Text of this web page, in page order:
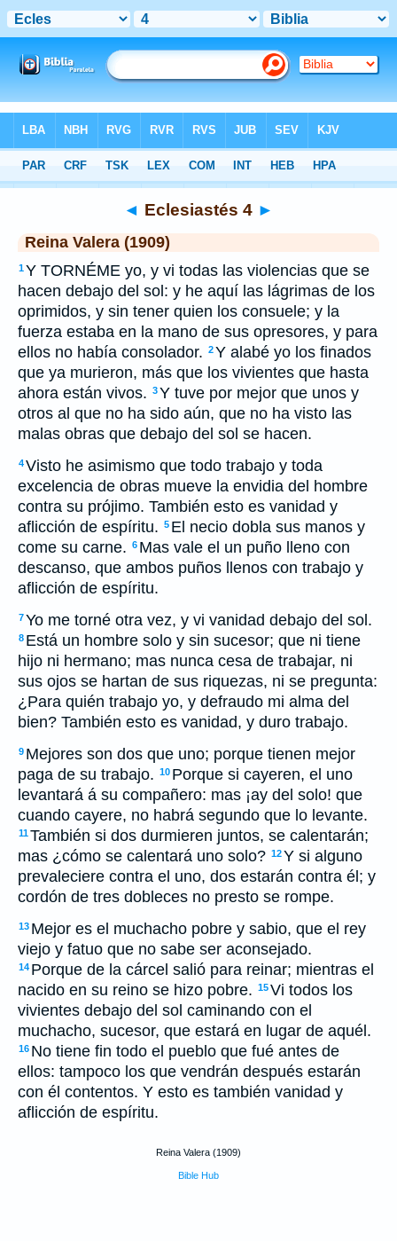
>RVR 1909 > Eclesiastés 4
◄ Eclesiastés 4 ►
Reina Valera (1909)
1Y TORNÉME yo, y vi todas las violencias que se
hacen debajo del sol: y he aquí las lágrimas de los
oprimidos, y sin tener quien los consuele; y la
fuerza estaba en la mano de sus opresores, y para
ellos no había consolador. 2Y alabé yo los finados
que ya murieron, más que los vivientes que hasta
ahora están vivos. 3Y tuve por mejor que unos y
otros al que no ha sido aún, que no ha visto las
malas obras que debajo del sol se hacen.
4Visto he asimismo que todo trabajo y toda
excelencia de obras mueve la envidia del hombre
contra su prójimo. También esto es vanidad y
aflicción de espíritu. 5 El necio dobla sus manos y
come su carne. 6 Mas vale el un puño lleno con
descanso, que ambos puños llenos con trabajo y
aflicción de espíritu.
7Yo me torné otra vez, y vi vanidad debajo del sol.
8 Está un hombre solo y sin sucesor; que ni tiene
hijo ni hermano; mas nunca cesa de trabajar, ni
sus ojos se hartan de sus riquezas, ni se pregunta:
¿Para quién trabajo yo, y defraudo mi alma del
bien? También esto es vanidad, y duro trabajo.
9 Mejores son dos que uno; porque tienen mejor
paga de su trabajo. 10 Porque si cayeren, el uno
levantará á su compañero: mas ¡ay del solo! que
cuando cayere, no habrá segundo que lo levante.
11También si dos durmieren juntos, se calentarán;
mas ¿cómo se calentará uno solo? 12Y si alguno
prevaleciere contra el uno, dos estarán contra él; y
cordón de tres dobleces no presto se rompe.
13 Mejor es el muchacho pobre y sabio, que el rey
viejo y fatuo que no sabe ser aconsejado.
14 Porque de la cárcel salió para reinar; mientras el
nacido en su reino se hizo pobre. 15Vi todos los
vivientes debajo del sol caminando con el
muchacho, sucesor, que estará en lugar de aquél.
16 No tiene fin todo el pueblo que fué antes de
ellos: tampoco los que vendrán después estarán
con él contentos. Y esto es también vanidad y
aflicción de espíritu.
Reina Valera (1909)
Bible Hub